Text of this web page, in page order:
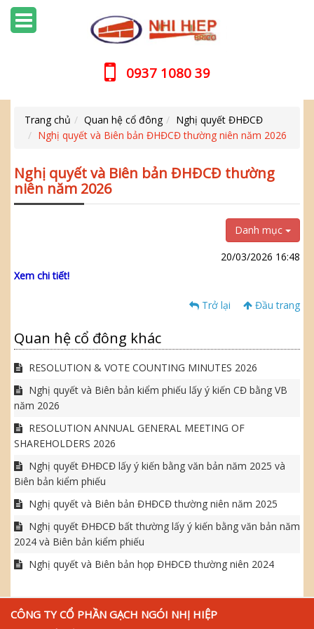
0937 1080 39
Trang chủ Quan hệ cổ đông
Nghị quyết ĐHĐCĐ
Nghị quyết và Biên bản ĐHĐCĐ thường niên năm 2026
Nghị quyết và Biên bản ĐHĐCĐ thường
niên năm 2026
Danh mục
20/03/2026 16:48
Xem chi tiết!
Trở lại Đầu trang
Quan hệ cổ đông khác
RESOLUTION & VOTE COUNTING MINUTES 2026
Nghị quyết và Biên bản kiểm phiếu lấy ý kiến CĐ bằng VB
năm 2026
RESOLUTION ANNUAL GENERAL MEETING OF
SHAREHOLDERS 2026
Nghị quyết ĐHĐCĐ lấy ý kiến bằng văn bản năm 2025 và
Biên bản kiểm phiếu
Nghị quyết và Biên bản ĐHĐCĐ thường niên năm 2025
Nghị quyết ĐHĐCĐ bất thường lấy ý kiến bằng văn bản năm
2024 và Biên bản kiểm phiếu
Nghị quyết và Biên bản họp ĐHĐCĐ thường niên 2024
CÔNG TY CỔ PHẦN GẠCH NGÓI NHỊ HIỆP